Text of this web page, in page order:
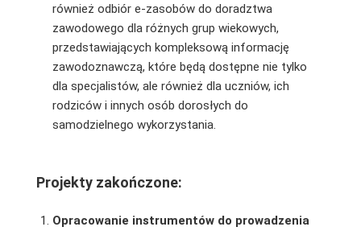
również odbiór e-zasobów do doradztwa
zawodowego dla różnych grup wiekowych,
przedstawiających kompleksową informację
zawodoznawczą, które będą dostępne nie tylko
dla specjalistów, ale również dla uczniów, ich
rodziców i innych osób dorosłych do
samodzielnego wykorzystania.
Projekty zakończone:
Opracowanie instrumentów do prowadzenia